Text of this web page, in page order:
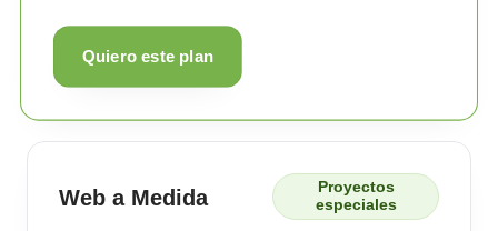
Quiero este plan
Web a Medida
Proyectos
especiales